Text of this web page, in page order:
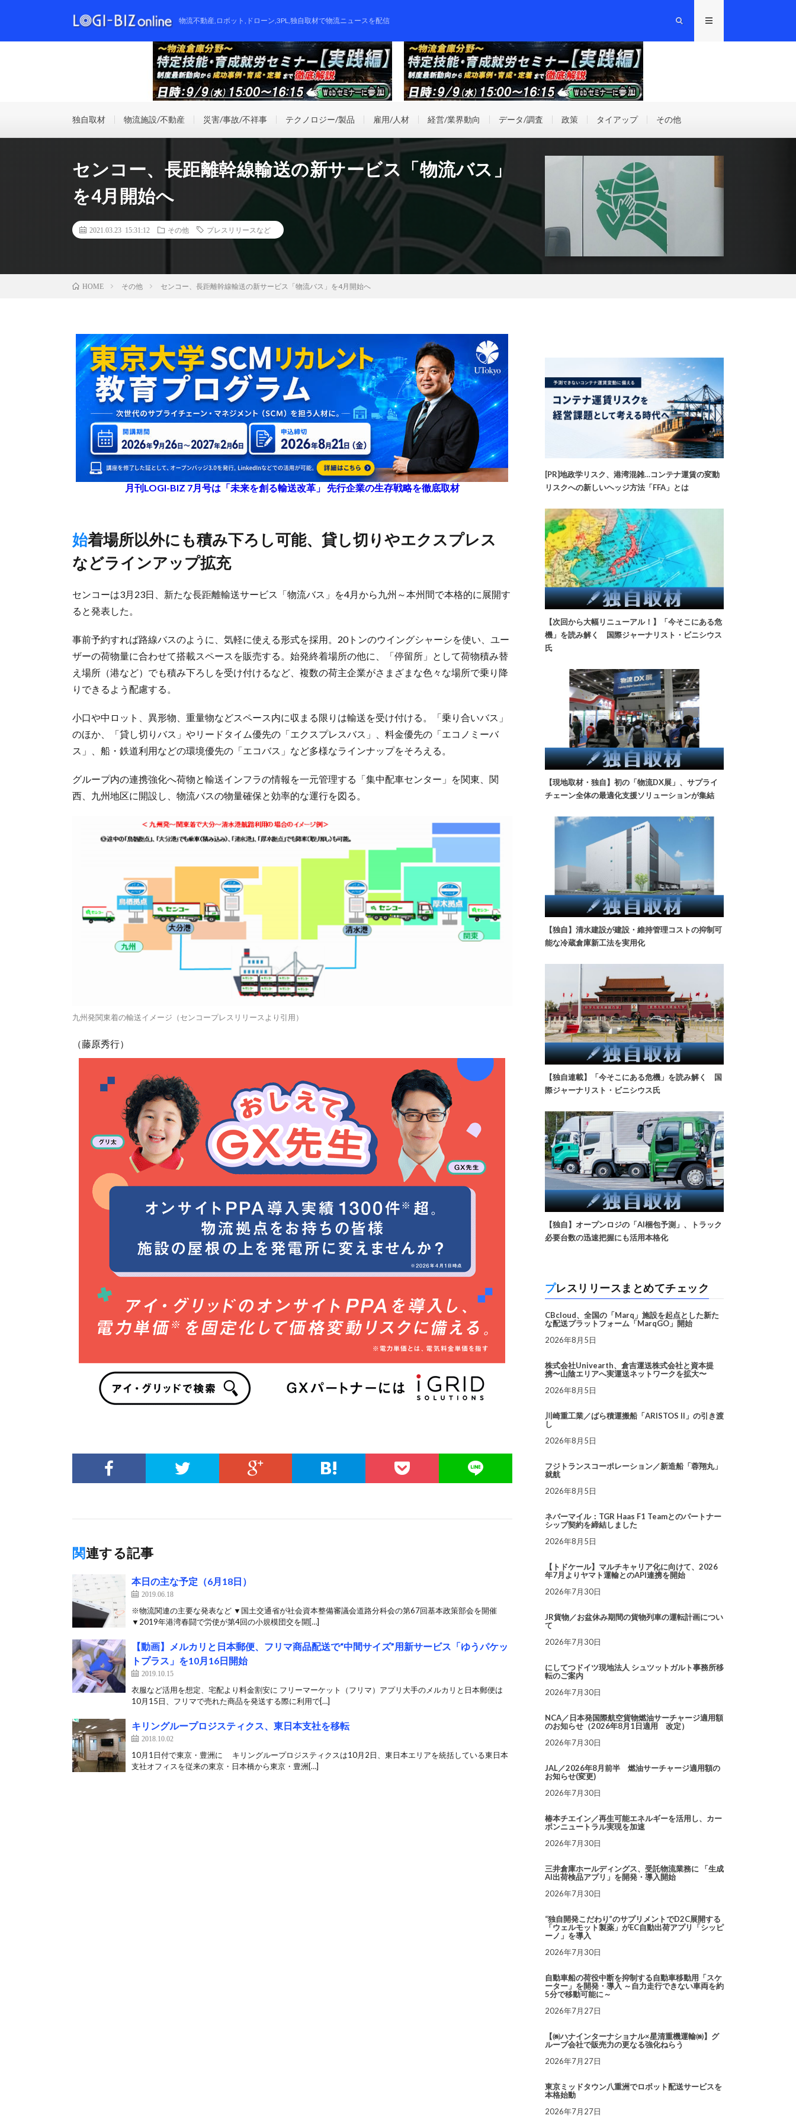
物流不動産,ロボット,ドローン,3PL,独自取材で物流ニュースを配信
独自取材 物流施設/不動産 災害/事故/不祥事 テクノロジー/製品 雇用/人材 経営/業界動向 データ/調査 政策 タイアップ その他
センコー、長距離幹線輸送の新サービス「物流バス」
を4月開始へ
2021.03.23 15:31:12 その他 プレスリリースなど
HOME その他 センコー、長距離幹線輸送の新サービス「物流バス」を4月開始へ
月刊LOGI-BIZ 7月号は「未来を創る輸送改革」 先行企業の生存戦略を徹底取材
始着場所以外にも積み下ろし可能、貸し切りやエクスプレス
などラインアップ拡充
センコーは3月23日、新たな長距離輸送サービス「物流バス」を4月から九州～本州間で本格的に展開す
ると発表した。
事前予約すれば路線バスのように、気軽に使える形式を採用。20トンのウイングシャーシを使い、ユー
ザーの荷物量に合わせて搭載スペースを販売する。始発終着場所の他に、「停留所」として荷物積み替
え場所（港など）でも積み下ろしを受け付けるなど、複数の荷主企業がさまざまな色々な場所で乗り降
りできるよう配慮する。
小口や中ロット、異形物、重量物などスペース内に収まる限りは輸送を受け付ける。「乗り合いバス」
のほか、「貸し切りバス」やリードタイム優先の「エクスプレスバス」、料金優先の「エコノミーバ
ス」、船・鉄道利用などの環境優先の「エコバス」など多様なラインナップをそろえる。
グループ内の連携強化へ荷物と輸送インフラの情報を一元管理する「集中配車センター」を関東、関
西、九州地区に開設し、物流バスの物量確保と効率的な運行を図る。
九州発関東着の輸送イメージ（センコープレスリリースより引用）
（藤原秀行）
関連する記事
本日の主な予定（6月18日）
2019.06.18
※物流関連の主要な発表など ▼国土交通省が社会資本整備審議会道路分科会の第67回基本政策部会を開催
▼2019年港湾春闘で労使が第4回の小規模団交を開[…]
【動画】メルカリと日本郵便、フリマ商品配送で“中間サイズ”用新サービス「ゆうパケッ
トプラス」を10月16日開始
2019.10.15
衣服など活用を想定、宅配より料金割安に フリーマーケット（フリマ）アプリ大手のメルカリと日本郵便は
10月15日、フリマで売れた商品を発送する際に利用で[…]
キリングループロジスティクス、東日本支社を移転
2018.10.02
10月1日付で東京・豊洲に キリングループロジスティクスは10月2日、東日本エリアを統括している東日本
支社オフィスを従来の東京・日本橋から東京・豊洲[…]
[PR]地政学リスク、港湾混雑…コンテナ運賃の変動
リスクへの新しいヘッジ方法「FFA」とは
【次回から大幅リニューアル！】「今そこにある危
機」を読み解く 国際ジャーナリスト・ビニシウス
氏
【現地取材・独自】初の「物流DX展」、サプライ
チェーン全体の最適化支援ソリューションが集結
【独自】清水建設が建設・維持管理コストの抑制可
能な冷蔵倉庫新工法を実用化
【独自連載】「今そこにある危機」を読み解く 国
際ジャーナリスト・ビニシウス氏
【独自】オープンロジの「AI梱包予測」、トラック
必要台数の迅速把握にも活用本格化
プレスリリースまとめてチェック
CBcloud、全国の「Marq」施設を起点とした新た
な配送プラットフォーム「MarqGO」開始
2026年8月5日
株式会社Univearth、倉吉運送株式会社と資本提
携〜山陰エリアへ実運送ネットワークを拡大〜
2026年8月5日
川崎重工業／ばら積運搬船「ARISTOS II」の引き渡
し
2026年8月5日
フジトランスコーポレーション／新造船「蓉翔丸」
就航
2026年8月5日
ネバーマイル：TGR Haas F1 Teamとのパートナー
シップ契約を締結しました
2026年8月5日
【トドケール】マルチキャリア化に向けて、2026
年7月よりヤマト運輸とのAPI連携を開始
2026年7月30日
JR貨物／お盆休み期間の貨物列車の運転計画につい
て
2026年7月30日
にしてつドイツ現地法人 シュツットガルト事務所移
転のご案内
2026年7月30日
NCA／日本発国際航空貨物燃油サーチャージ適用額
のお知らせ（2026年8月1日適用 改定）
2026年7月30日
JAL／2026年8月前半 燃油サーチャージ適用額の
お知らせ(変更)
2026年7月30日
椿本チエイン／再生可能エネルギーを活用し、カー
ボンニュートラル実現を加速
2026年7月30日
三井倉庫ホールディングス、受託物流業務に 「生成
AI出荷検品アプリ」を開発・導入開始
2026年7月30日
“独自開発こだわり”のサプリメントでD2C展開する
「ウェルモット製薬」がEC自動出荷アプリ「シッピ
ーノ」を導入
2026年7月30日
自動車船の荷役中断を抑制する自動車移動用「スケ
ーター」を開発・導入 ～自力走行できない車両を約
5分で移動可能に～
2026年7月27日
【㈱ハナインターナショナル×星清重機運輸㈱】グ
ループ会社で販売力の更なる強化ねらう
2026年7月27日
東京ミッドタウン八重洲でロボット配送サービスを
本格始動
2026年7月27日